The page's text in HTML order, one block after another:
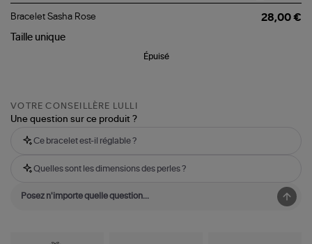
Bracelet
Rose
Bracelet Sasha Rose
28,00 €
Taille unique
Épuisé
VOTRE CONSEILLÈRE LULLI
Une question sur ce produit ?
Ce bracelet est-il réglable ?
Quelles sont les dimensions des perles ?